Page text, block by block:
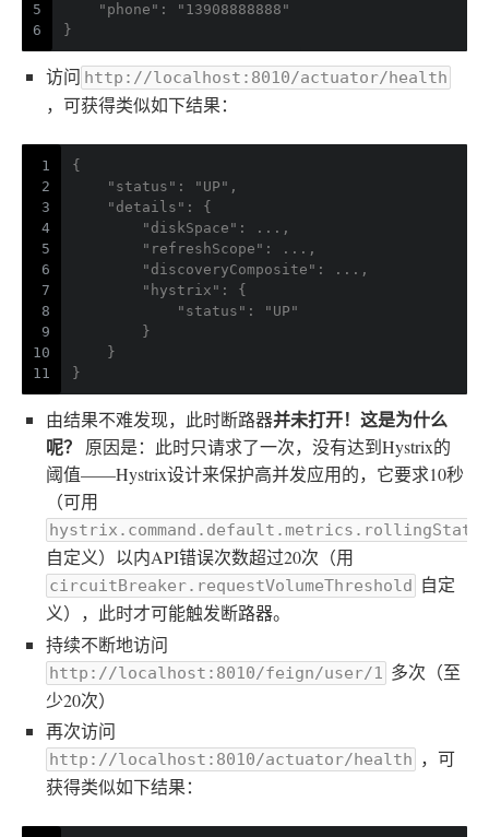
5
6
    "phone": "13908888888"
}
访问 http://localhost:8010/actuator/health
，可获得类似如下结果：
1
2
3
4
5
6
7
8
9
10
11
{
    "status": "UP",
    "details": {
        "diskSpace": ...,
        "refreshScope": ...,
        "discoveryComposite": ...,
        "hystrix": {
            "status": "UP"
        }
    }
}
由结果不难发现，此时断路器并未打开！这是为什么
呢？
原因是：此时只请求了一次，没有达到Hystrix的
阈值——Hystrix设计来保护高并发应用的，它要求10秒
（可用
自定义）以内API错误次数超过20次（用
circuitBreaker.requestVolumeThreshold
自定
义），此时才可能触发断路器。
持续不断地访问
http://localhost:8010/feign/user/1 多次（至
少20次）
再次访问
http://localhost:8010/actuator/health ，可
获得类似如下结果：